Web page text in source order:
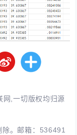
网,一切版权均归源
。邮箱： 536491